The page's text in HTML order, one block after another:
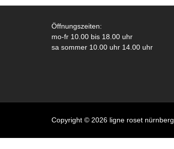
Öffnungszeiten:
mo-fr 10.00 bis 18.00 uhr
sa sommer 10.00 uhr 14.00 uhr
Copyright © 2026 ligne roset nürnberg